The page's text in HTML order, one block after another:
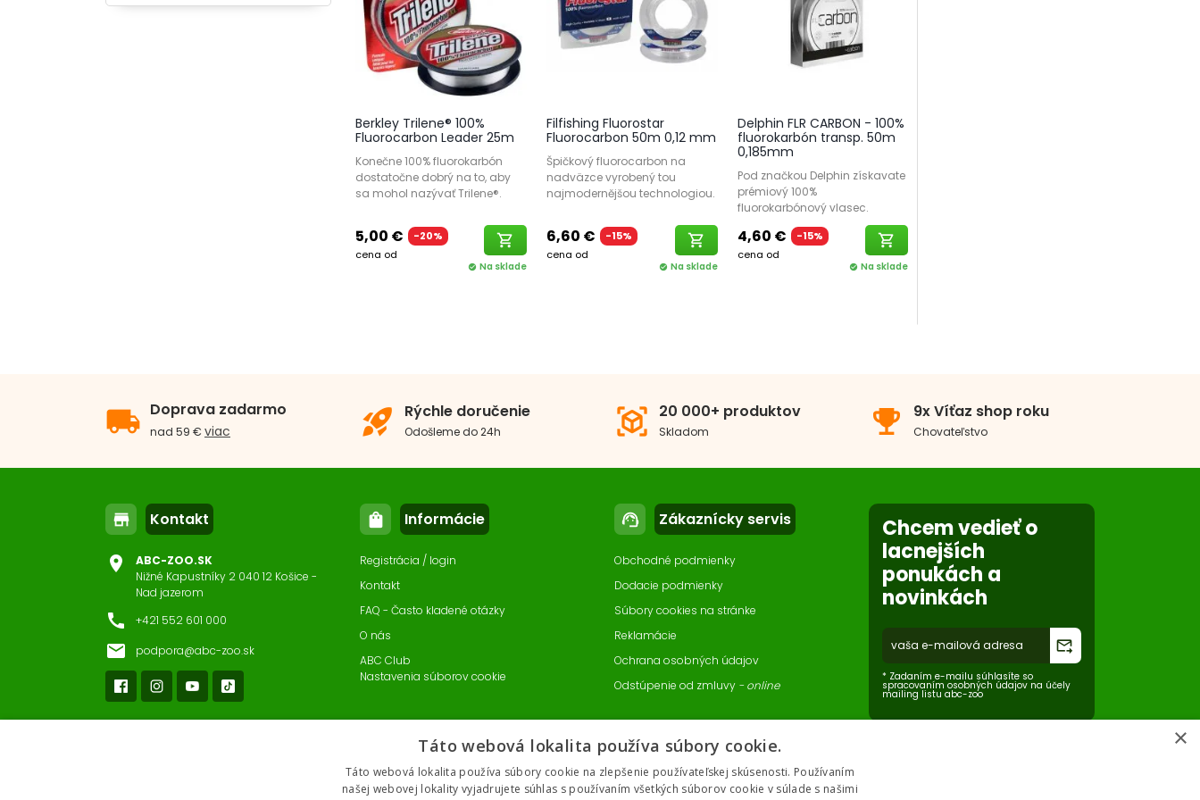
Berkley Trilene® 100%
Fluorocarbon Leader 25m
Konečne 100% fluorokarbón
dostatočne dobrý na to, aby
sa mohol nazývať Trilene®.
5,00 €
-20%
cena od
shopping_cart
check_circle Na sklade
Filfishing Fluorostar
Fluorocarbon 50m 0,12 mm
Špičkový fluorocarbon na
nadväzce vyrobený tou
najmodernějšou technologiou.
6,60 €
-15%
cena od
shopping_cart
check_circle Na sklade
Delphin FLR CARBON - 100%
fluorokarbón transp. 50m
0,185mm
Pod značkou Delphin získavate
prémiový 100%
fluorokarbónový vlasec.
4,60 €
-15%
cena od
shopping_cart
check_circle Na sklade
local_shipping Doprava zadarmo
nad 59 € viac rocket_launch Rýchle doručenie
Odošleme do 24h view_in_ar 20 000+ produktov
Skladom emoji_events 9x Víťaz shop roku
Chovateľstvo
store Kontakt
location_on
ABC-ZOO.SK
Nižné Kapustníky 2 040 12 Košice -
Nad jazerom
call +421 552 601 000
email podpora@abc-zoo.sk
shopping_bag Informácie
Registrácia / login
Kontakt
FAQ - Často kladené otázky
O nás
ABC Club
Nastavenia súborov cookie
support_agent Zákaznícky servis
Obchodné podmienky
Dodacie podmienky
Súbory cookies na stránke
Reklamácie
Ochrana osobných údajov
Odstúpenie od zmluvy - online
Chcem vedieť o
lacnejších
ponukách a
novinkách
forward_to_inbox
* Zadaním e-mailu súhlasíte so
spracovaním osobných údajov na účely
mailing listu abc-zoo
×
Táto webová lokalita používa súbory cookie.
Táto webová lokalita používa súbory cookie na zlepšenie používateľskej skúsenosti. Používaním
našej webovej lokality vyjadrujete súhlas s používaním všetkých súborov cookie v súlade s našimi